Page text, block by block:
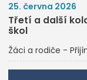
25. června 2026
Třetí a další
škol
Žáci a rodiče -